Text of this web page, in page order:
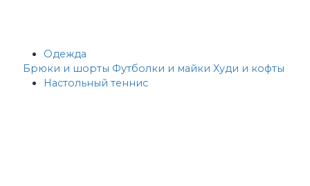
Одежда
Брюки и шорты Футболки и майки Худи и кофты
Настольный теннис